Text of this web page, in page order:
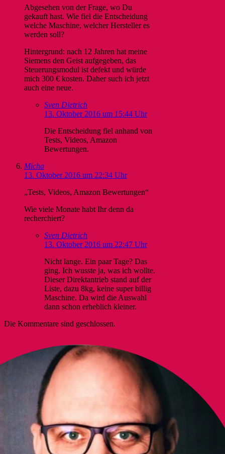
Abgesehen von der Frage, wo Du
gekauft hast. Wie fiel die Entscheidung
welche Maschine, welcher Hersteller es
werden soll?
Hintergrund: nach 12 Jahren hat meine
Siemens den Geist aufgegeben, das
Steuerungsmodul ist defekt und würde
mich 300 € kosten. Daher such ich jetzt
auch eine neue.
Sven Dietrich
13. Oktober 2016 um 15:44 Uhr
Die Entscheidung fiel anhand von
Tests, Videos, Amazon
Bewertungen.
Micha
13. Oktober 2016 um 22:34 Uhr
„Tests, Videos, Amazon Bewertungen“
Wie viele Monate habt Ihr denn da
recherchiert?
Sven Dietrich
13. Oktober 2016 um 22:47 Uhr
Nicht lange. Ein paar Tage? Das
ging. Ich wusste ja, was ich wollte.
Dieser Direktantrieb stand auf der
Liste, dazu 8kg, keine super billig
Maschine. Da wird die Auswahl
dann schon erheblich kleiner.
Die Kommentare sind geschlossen.